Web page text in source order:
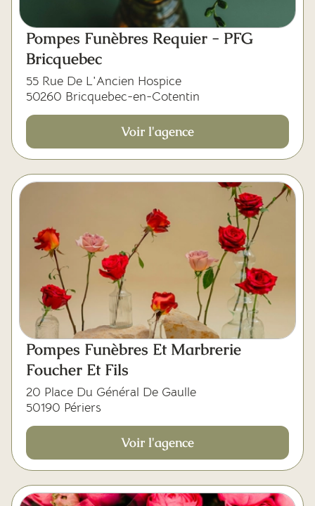
Pompes Funèbres Requier - PFG
Bricquebec
55 Rue De L'Ancien Hospice
50260 Bricquebec-en-Cotentin
Voir l'agence
Pompes Funèbres Et Marbrerie
Foucher Et Fils
20 Place Du Général De Gaulle
50190 Périers
Voir l'agence